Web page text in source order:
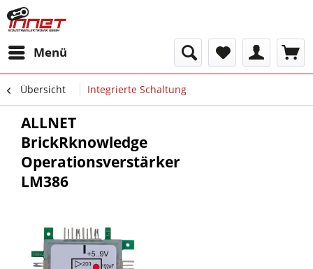
Menü
Übersicht Integrierte Schaltung
ALLNET
BrickRknowledge
Operationsverstärker
LM386